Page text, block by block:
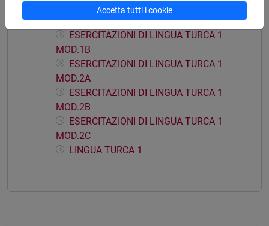
ESERCITAZIONI DI LINGUA TURCA 1
MOD.1A
ESERCITAZIONI DI LINGUA TURCA 1
MOD.1B
ESERCITAZIONI DI LINGUA TURCA 1
MOD.2A
ESERCITAZIONI DI LINGUA TURCA 1
MOD.2B
ESERCITAZIONI DI LINGUA TURCA 1
MOD.2C
LINGUA TURCA 1
Accetta tutti i cookie